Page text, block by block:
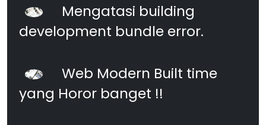
Mengatasi building
development bundle error.
Web Modern Built time
yang Horor banget !!